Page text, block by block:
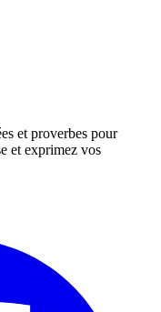
et proverbes pour
et exprimez vos